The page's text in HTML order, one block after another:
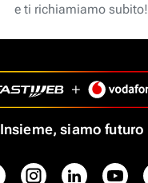
e ti richiamiamo subito!
Insieme, siamo futuro